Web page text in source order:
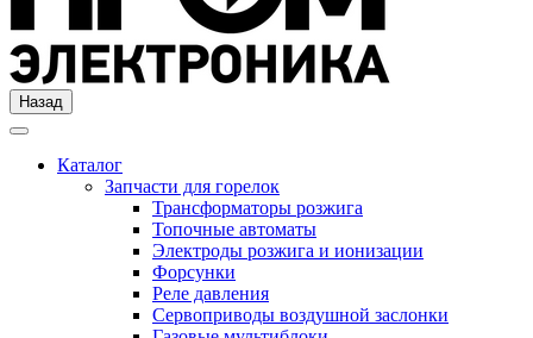
Назад
Каталог
Запчасти для горелок
Трансформаторы розжига
Топочные автоматы
Электроды розжига и ионизации
Форсунки
Реле давления
Сервоприводы воздушной заслонки